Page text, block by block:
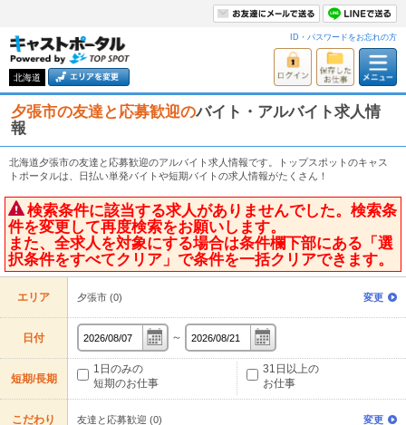
北海道
ID・パスワードをお忘れの方
夕張市の友達と応募歓迎のバイト・アルバイト求人情
報
北海道夕張市の友達と応募歓迎のアルバイト求人情報です。トップスポットのキャス
トポータルは、日払い単発バイトや短期バイトの求人情報がたくさん！
検索条件に該当する求人がありませんでした。検索条
件を変更して再度検索をお願いします。
また、全求人を対象にする場合は条件欄下部にある「選
択条件をすべてクリア」で条件を一括クリアできます。
エリア 夕張市 (0) 変更
日付 ～
短期/長期
1日のみの
短期のお仕事
31日以上の
お仕事
こだわり 友達と応募歓迎 (0) 変更